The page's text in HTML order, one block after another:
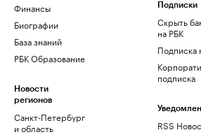
Финансы
Биографии
База знаний
РБК Образование
Новости
регионов
Санкт-Петербург
и область
Подписки
Скрыть
на РБК
Подписка
подписка
RSS